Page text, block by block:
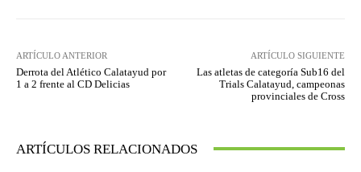
ARTÍCULO ANTERIOR
Derrota del Atlético Calatayud por
1 a 2 frente al CD Delicias
ARTÍCULO SIGUIENTE
Las atletas de categoría Sub16 del
Trials Calatayud, campeonas
provinciales de Cross
ARTÍCULOS RELACIONADOS